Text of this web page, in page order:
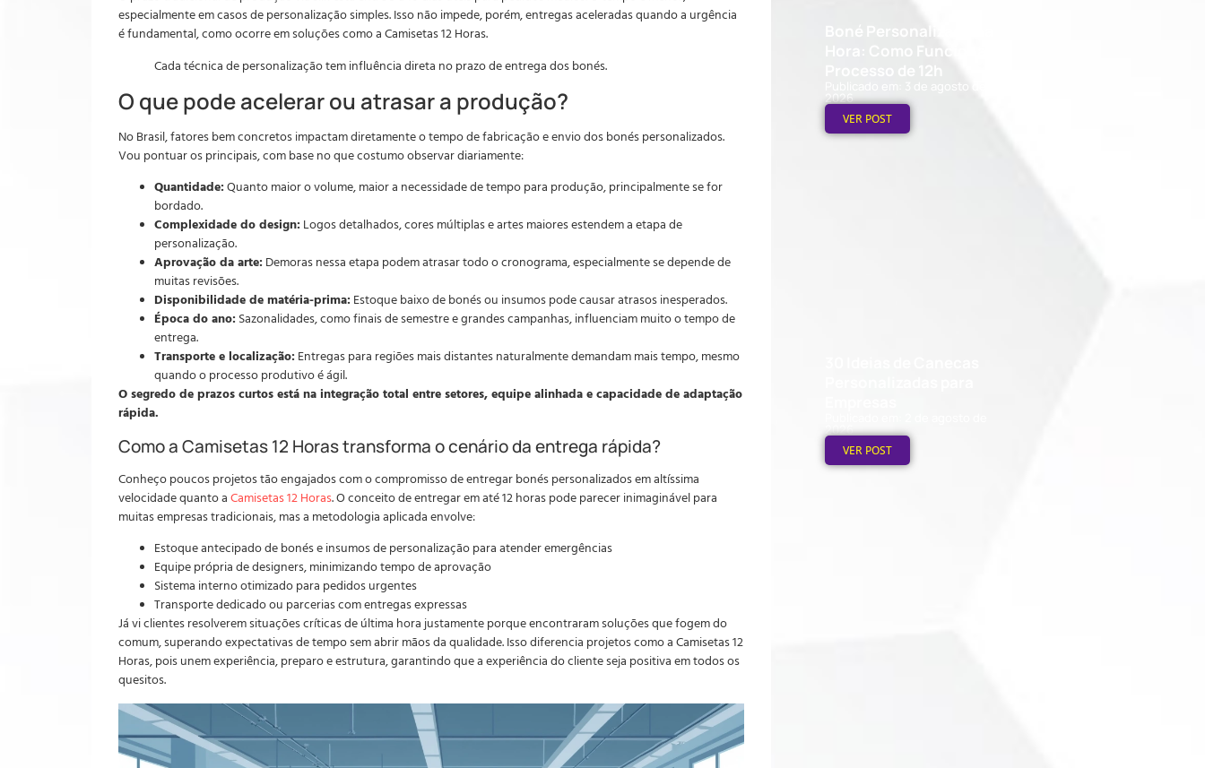
especialmente em casos de personalização simples. Isso não impede, porém, entregas aceleradas quando a urgência
é fundamental, como ocorre em soluções como a Camisetas 12 Horas.
Cada técnica de personalização tem influência direta no prazo de entrega dos bonés.
O que pode acelerar ou atrasar a produção?
No Brasil, fatores bem concretos impactam diretamente o tempo de fabricação e envio dos bonés personalizados.
Vou pontuar os principais, com base no que costumo observar diariamente:
Quantidade: Quanto maior o volume, maior a necessidade de tempo para produção, principalmente se for
bordado.
Complexidade do design: Logos detalhados, cores múltiplas e artes maiores estendem a etapa de
personalização.
Aprovação da arte: Demoras nessa etapa podem atrasar todo o cronograma, especialmente se depende de
muitas revisões.
Disponibilidade de matéria-prima: Estoque baixo de bonés ou insumos pode causar atrasos inesperados.
Época do ano: Sazonalidades, como finais de semestre e grandes campanhas, influenciam muito o tempo de
entrega.
Transporte e localização: Entregas para regiões mais distantes naturalmente demandam mais tempo, mesmo
quando o processo produtivo é ágil.
O segredo de prazos curtos está na integração total entre setores, equipe alinhada e capacidade de adaptação
rápida.
Como a Camisetas 12 Horas transforma o cenário da entrega rápida?
Conheço poucos projetos tão engajados com o compromisso de entregar bonés personalizados em altíssima
velocidade quanto a Camisetas 12 Horas. O conceito de entregar em até 12 horas pode parecer inimaginável para
muitas empresas tradicionais, mas a metodologia aplicada envolve:
Estoque antecipado de bonés e insumos de personalização para atender emergências
Equipe própria de designers, minimizando tempo de aprovação
Sistema interno otimizado para pedidos urgentes
Transporte dedicado ou parcerias com entregas expressas
Já vi clientes resolverem situações críticas de última hora justamente porque encontraram soluções que fogem do
comum, superando expectativas de tempo sem abrir mãos da qualidade. Isso diferencia projetos como a Camisetas 12
Horas, pois unem experiência, preparo e estrutura, garantindo que a experiência do cliente seja positiva em todos os
quesitos.
Boné Personalizado na
Hora: Como Funciona o
2026
VER POST
2026
VER POST